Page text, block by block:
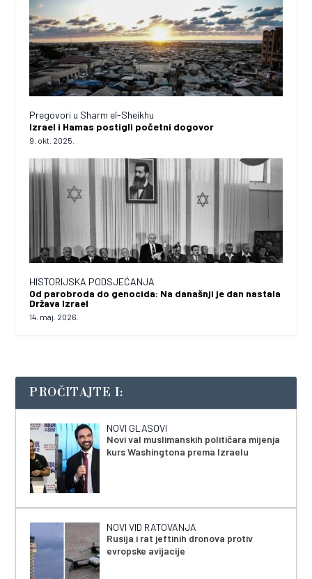
Pregovori u Sharm el-Sheikhu
Izrael i Hamas postigli početni dogovor
9. okt. 2025.
HISTORIJSKA PODSJEĆANJA
Od parobroda do genocida: Na današnji je dan nastala
Država Izrael
14. maj. 2026.
PROČITAJTE I:
NOVI GLASOVI
Novi val muslimanskih političara mijenja
kurs Washingtona prema Izraelu
NOVI VID RATOVANJA
Rusija i rat jeftinih dronova protiv
evropske avijacije